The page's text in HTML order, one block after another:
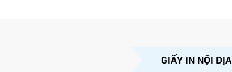
GIẤY IN NỘI ĐỊA